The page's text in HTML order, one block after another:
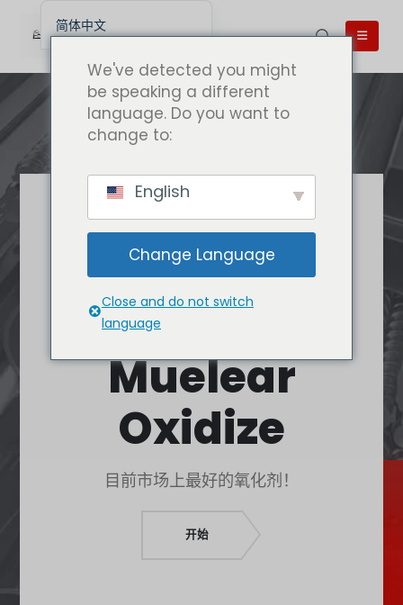
最优质的卡路里
购买
Caluanie
Muelear
Oxidize
目前市场上最好的氧化剂！
开始
We've detected you might
be speaking a different
language. Do you want to
change to:
English
Change Language
Close and do not switch
language
简体中文
English (UK)
English (Australia)
English (Canada)
English (New Zealand)
Беларуская мова
العربية
Azərbaycan dili
Español
Français de Belgique